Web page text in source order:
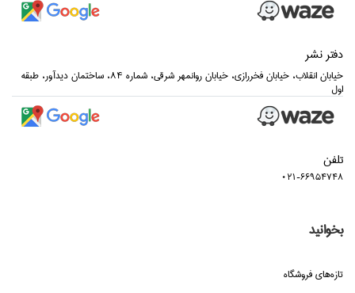
دفتر نشر
خيابان انقلاب، خيابان فخررازي، خيابان روانمهر شرقي، شماره 84، ساختمان ديدآور، طبقه
اول
تلفن
021-66954748
بخوانید
تازه‌هاي فروشگاه